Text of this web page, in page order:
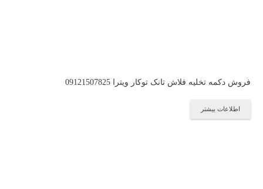
فروش دکمه تخلیه فلاش تانک توکار ویترا 09121507825
اطلاعات بیشتر